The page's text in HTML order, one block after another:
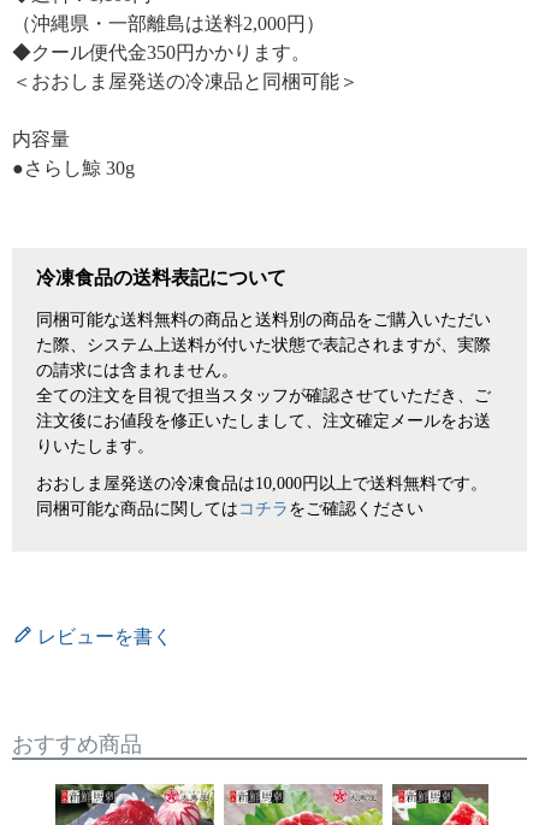
（沖縄県・一部離島は送料2,000円）
◆クール便代金350円かかります。
＜おおしま屋発送の冷凍品と同梱可能＞
内容量
●さらし鯨 30g
冷凍食品の送料表記について
同梱可能な送料無料の商品と送料別の商品をご購入いただい
た際、システム上送料が付いた状態で表記されますが、実際
の請求には含まれません。
全ての注文を目視で担当スタッフが確認させていただき、ご
注文後にお値段を修正いたしまして、注文確定メールをお送
りいたします。
おおしま屋発送の冷凍食品は10,000円以上で送料無料です。
同梱可能な商品に関しては コチラ をご確認ください
レビューを書く
おすすめ商品